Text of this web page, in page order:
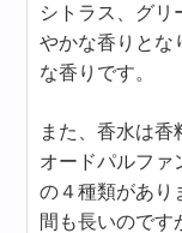
シトラス、グリ
やかな香りとな
な香りです。
また、香水は香
オードパルファ
の４種類があり
間も長いのです